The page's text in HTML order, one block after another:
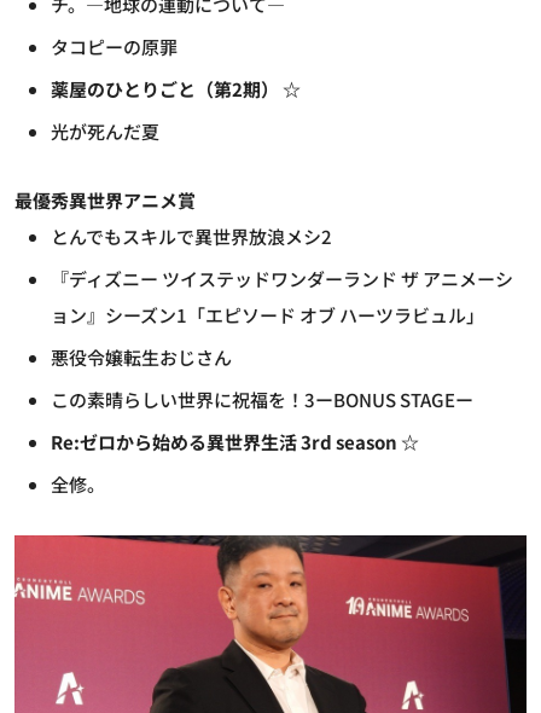
タコピーの原罪
薬屋のひとりごと（第2期） ☆
光が死んだ夏
最優秀異世界アニメ賞
とんでもスキルで異世界放浪メシ2
『ディズニー ツイステッドワンダーランド ザ アニメーシ
ョン』シーズン1「エピソード オブ ハーツラビュル」
悪役令嬢転生おじさん
この素晴らしい世界に祝福を！3ーBONUS STAGEー
Re:ゼロから始める異世界生活 3rd season ☆
全修。